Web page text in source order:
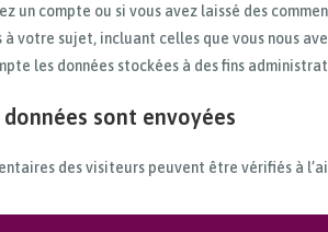
un compte ou si vous avez laissé des
à votre sujet, incluant celles que vous nous
les données stockées à des fins
données sont envoyées
des visiteurs peuvent être vérifiés à